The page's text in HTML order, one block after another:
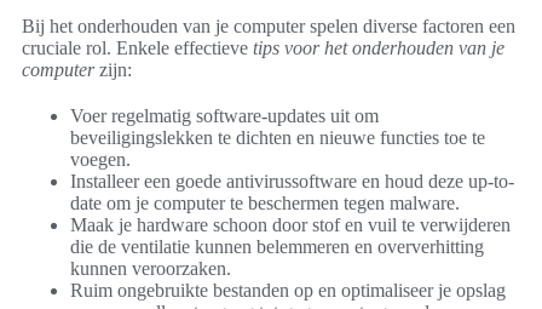
Bij het onderhouden van je computer spelen diverse factoren een
cruciale rol. Enkele effectieve tips voor het onderhouden van je
computerzijn:
Voer regelmatig software-updates uit om
beveiligingslekken te dichten en nieuwe functies toe te
voegen.
Installeer een goede antivirussoftware en houd deze up-to-
date om je computer te beschermen tegen malware.
Maak je hardware schoon door stof en vuil te verwijderen
die de ventilatie kunnen belemmeren en oververhitting
kunnen veroorzaken.
Ruim ongebruikte bestanden op en optimaliseer je opslag